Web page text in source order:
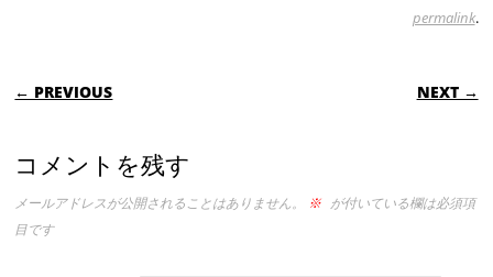
permalink.
POST NAVIGATION
← PREVIOUS NEXT →
コメントを残す
メールアドレスが公開されることはありません。 ※ が付いている欄は必須項
目です